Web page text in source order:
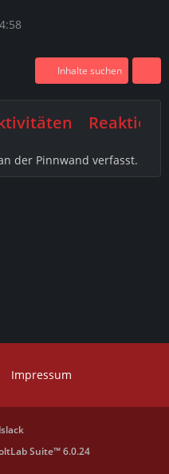
Inhalte suchen
der Pinnwand verfasst.
Impressum
Suite™ 6.0.24